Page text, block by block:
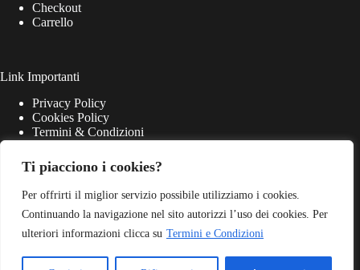
Ti piacciono i cookies?
Per offrirti il miglior servizio possibile utilizziamo i cookies.
Continuando la navigazione nel sito autorizzi l’uso dei cookies. Per
ulteriori informazioni clicca su Termini e Condizioni
Checkout
Carrello
Link Importanti
Privacy Policy
Cookies Policy
Termini & Condizioni